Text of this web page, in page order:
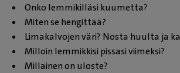
Onko lemmikilläsi kuumetta?
Miten se hengittää?
Limakalvojen väri? Nosta huulta ja
Milloin lemmikkisi pissasi viimeksi?
Millainen on uloste?